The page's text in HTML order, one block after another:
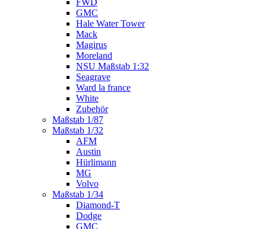
FWD
GMC
Hale Water Tower
Mack
Magirus
Moreland
NSU Maßstab 1:32
Seagrave
Ward la france
White
Zubehör
Maßstab 1/87
Maßstab 1/32
AFM
Austin
Hürlimann
MG
Volvo
Maßstab 1/34
Diamond-T
Dodge
GMC